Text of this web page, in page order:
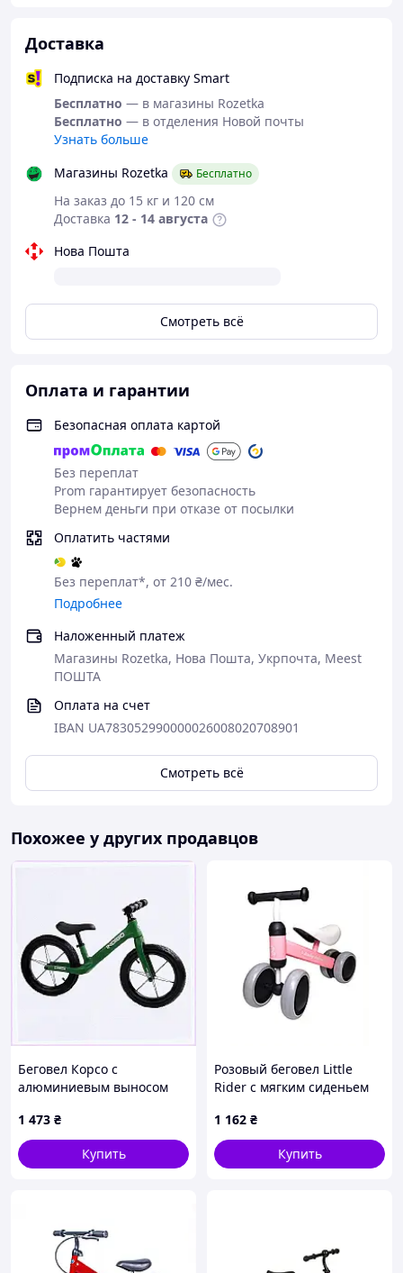
– Назначение: для дома и улицы
– Цвет: розовый
– Подходит: для мальчиков и девочек
Стан
Новый
Подойдет для первых навыков катания и
развития координации у детей раннего
возраста.
Доставка
Подписка на доставку Smart
Бесплатно — в магазины Rozetka
Бесплатно — в отделения Новой почты
Узнать больше
Магазины Rozetka
Бесплатно
На заказ до 15 кг и 120 см
Доставка 12 - 14 августа
Нова Пошта
Смотреть всё
Оплата и гарантии
Безопасная оплата картой
Без переплат
Prom гарантирует безопасность
Вернем деньги при отказе от посылки
Оплатить частями
Без переплат*, от 210 ₴/мес.
Подробнее
Наложенный платеж
Магазины Rozetka, Нова Пошта, Укрпочта, Meest
ПОШТА
Оплата на счет
IBAN UA783052990000026008020708901
Смотреть всё
Похожее у других продавцов
Беговел Корсо с
алюминиевым выносом
1 473 ₴
Купить
Розовый беговел Little
Rider с мягким сиденьем
1 162 ₴
Купить